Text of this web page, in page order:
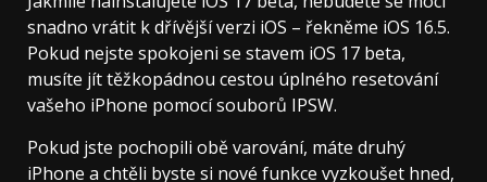
snadno vrátit k dřívější verzi iOS – řekněme iOS 16.5.
Pokud nejste spokojeni se stavem iOS 17 beta,
musíte jít těžkopádnou cestou úplného resetování
vašeho iPhone pomocí souborů IPSW.
Pokud jste pochopili obě varování, máte druhý
iPhone a chtěli byste si nové funkce vyzkoušet hned,